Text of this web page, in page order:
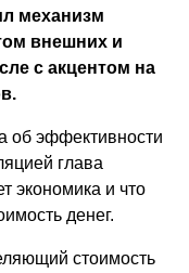
механизм
внешних и
с акцентом на
об эффективности
глава
экономика и что
денег.
стоимость